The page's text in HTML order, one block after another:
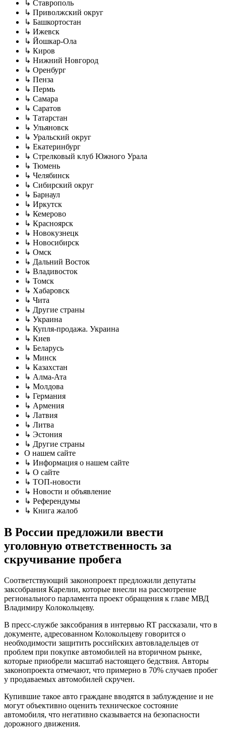
↳ Ставрополь
↳ Приволжский округ
↳ Башкортостан
↳ Ижевск
↳ Йошкар-Ола
↳ Киров
↳ Нижний Новгород
↳ Оренбург
↳ Пенза
↳ Пермь
↳ Самара
↳ Саратов
↳ Татарстан
↳ Ульяновск
↳ Уральский округ
↳ Екатеринбург
↳ Стрелковый клуб Южного Урала
↳ Тюмень
↳ Челябинск
↳ Сибирский округ
↳ Барнаул
↳ Иркутск
↳ Кемерово
↳ Красноярск
↳ Новокузнецк
↳ Новосибирск
↳ Омск
↳ Дальний Восток
↳ Владивосток
↳ Томск
↳ Хабаровск
↳ Чита
↳ Другие страны
↳ Украина
↳ Купля-продажа. Украина
↳ Киев
↳ Беларусь
↳ Минск
↳ Казахстан
↳ Алма-Ата
↳ Молдова
↳ Германия
↳ Армения
↳ Латвия
↳ Литва
↳ Эстония
↳ Другие страны
О нашем сайте
↳ Информация о нашем сайте
↳ О сайте
↳ ТОП-новости
↳ Новости и объявление
↳ Референдумы
↳ Книга жалоб
В России предложили ввести
уголовную ответственность за
скручивание пробега
Соответствующий законопроект предложили депутаты
заксобрания Карелии, которые внесли на рассмотрение
регионального парламента проект обращения к главе МВД
Владимиру Колокольцеву.
В пресс-службе заксобрания в интервью RT рассказали, что в
документе, адресованном Колокольцеву говорится о
необходимости защитить российских автовладельцев от
проблем при покупке автомобилей на вторичном рынке,
которые приобрели масштаб настоящего бедствия. Авторы
законопроекта отмечают, что примерно в 70% случаев пробег
у продаваемых автомобилей скручен.
Купившие такое авто граждане вводятся в заблуждение и не
могут объективно оценить техническое состояние
автомобиля, что негативно сказывается на безопасности
дорожного движения.